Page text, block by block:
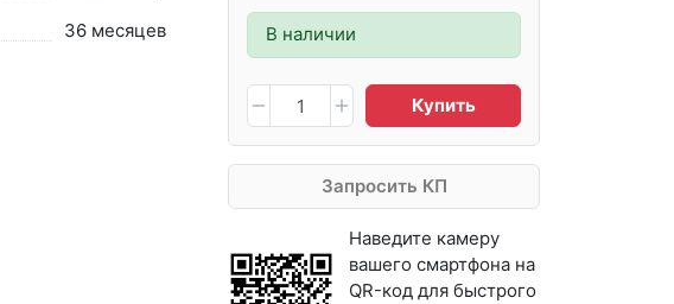
В наличии
Купить
Запросить КП
Наведите камеру
вашего смартфона на
QR-код для быстрого
36 месяцев